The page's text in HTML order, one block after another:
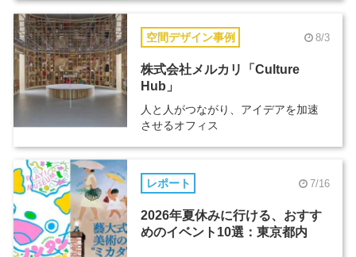
空間デザイン事例 8/3
株式会社メルカリ「Culture
Hub」
人と人がつながり、アイデアを加速
させるオフィス
レポート 7/16
2026年夏休みに行ける、おすす
めのイベント10選：東京都内